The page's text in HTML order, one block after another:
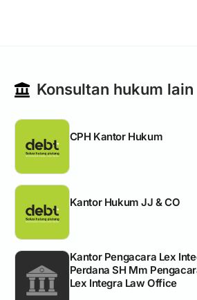
Konsultan hukum lain
CPH Kantor Hukum
Kantor Hukum JJ & CO
Kantor Pengacara Lex
Perdana SH Mm
Lex Integra Law Office